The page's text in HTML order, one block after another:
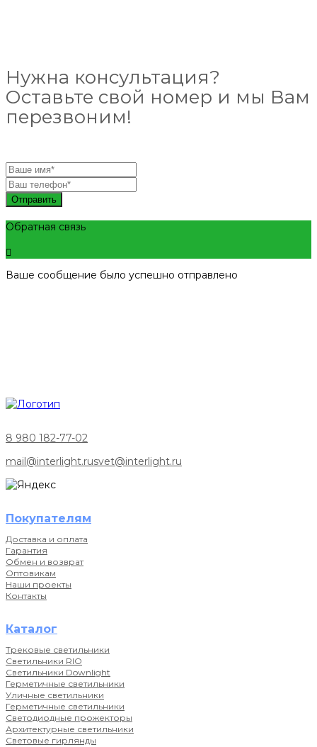
Нужна консультация?
Оставьте свой номер и мы Вам
перезвоним!
Отправить
Обратная связь
Ваше сообщение было успешно отправлено
8 980 182-77-02
mail@interlight.rusvet@interlight.ru
Покупателям
Доставка и оплата
Гарантия
Обмен и возврат
Оптовикам
Наши проекты
Контакты
Каталог
Трековые светильники
Светильники RIO
Светильники Downlight
Герметичные светильники
Уличные светильники
Герметичные светильники
Светодиодные прожекторы
Архитектурные светильники
Световые гирлянды